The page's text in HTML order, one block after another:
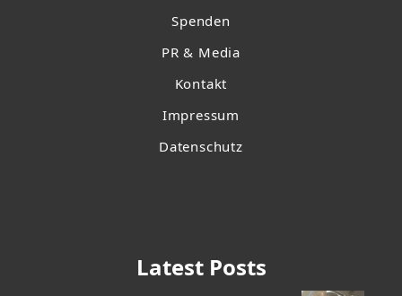
Spenden
PR & Media
Kontakt
Impressum
Datenschutz
Latest Posts